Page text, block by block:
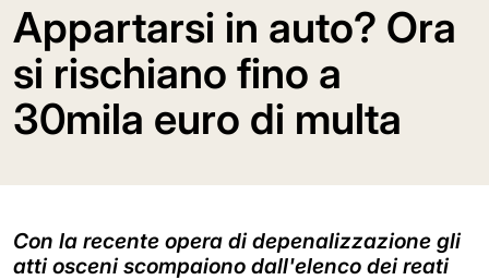
Appartarsi in auto? Ora
si rischiano fino a
30mila euro di multa
Con la recente opera di depenalizzazione gli
atti osceni scompaiono dall'elenco dei reati